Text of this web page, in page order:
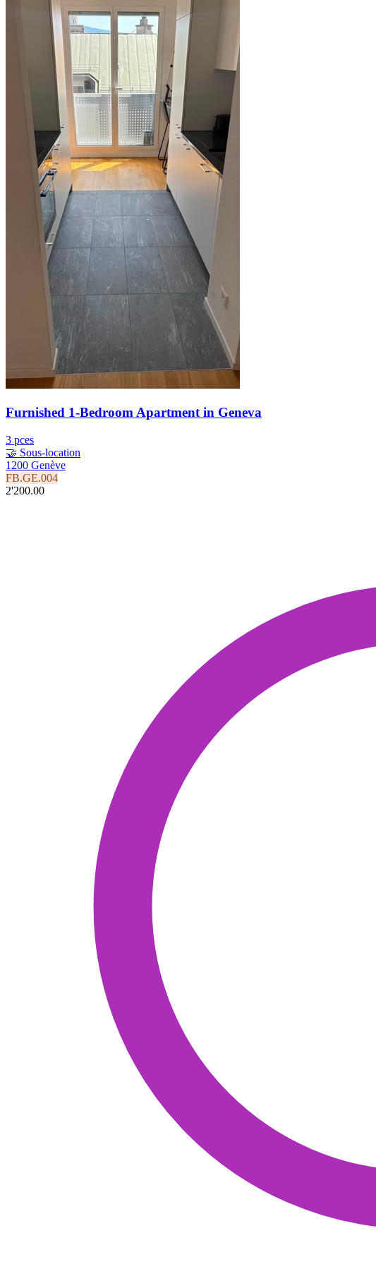
Furnished 1-Bedroom Apartment in Geneva
3 pces
🤝 Sous-location
1200 Genève
FB.GE.004
2'200.00